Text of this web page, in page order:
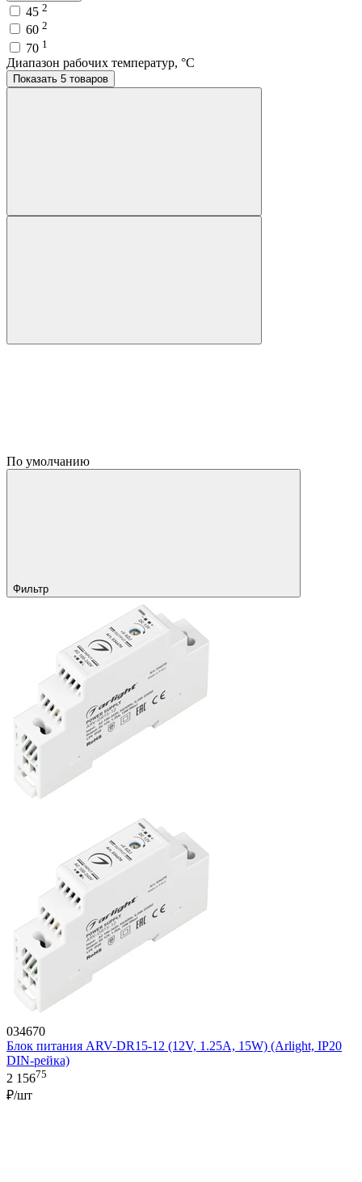
45 2
60 2
70 1
Диапазон рабочих температур, °C
Показать 5 товаров
По умолчанию
Фильтр
034670
Блок питания ARV-DR15-12 (12V, 1.25A, 15W) (Arlight, IP20
DIN-рейка)
2 15675
₽/шт